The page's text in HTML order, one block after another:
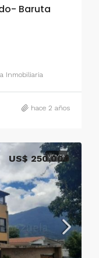
Baruta
Inmobiliaria
hace 2 años
VENTA
US$ 250,000